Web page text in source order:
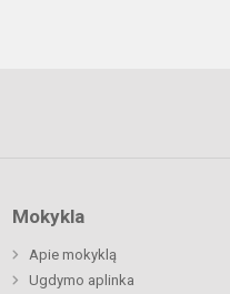
Mokykla
Apie mokyklą
Ugdymo aplinka